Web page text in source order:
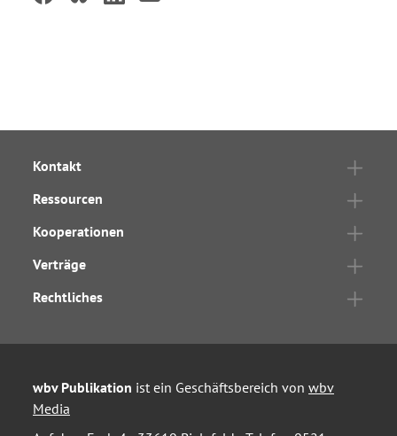
Kontakt
Ressourcen
Kooperationen
Verträge
Rechtliches
wbv Publikation ist ein Geschäftsbereich von wbv
Media